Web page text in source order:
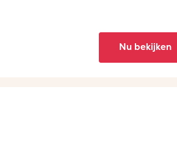
Nu bekijken